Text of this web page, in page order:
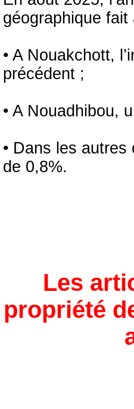
géographique
• A Nouakchott,
précédent ;
• A Nouadhibou,
• Dans les
de 0,8%.
Les
propriété